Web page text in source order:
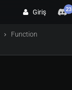
Giriş 23
Function